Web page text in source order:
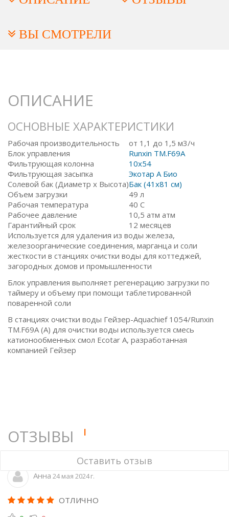
ВЫ СМОТРЕЛИ
ОПИСАНИЕ
ОСНОВНЫЕ ХАРАКТЕРИСТИКИ
Рабочая производительность
от 1,1 до 1,5 м3/ч
Блок управления
Runxin TM.F69A
Фильтрующая колонна
10x54
Фильтрующая засыпка
Экотар А Био
Солевой бак (Диаметр х Высота)Бак (41x81 см)
Объем загрузки
49 л
Рабочая температура
40 С
Рабочее давление
10,5 атм атм
Гарантийный срок
12 месяцев
Используется для удаления из воды железа,
железоорганические соединения, марганца и соли
жесткости в станциях очистки воды для коттеджей,
загородных домов и промышленности
Блок управления выполняет регенерацию загрузки по
таймеру и объему при помощи таблетированной
поваренной соли
В станциях очистки воды Гейзер-Aquachief 1054/Runxin
TM.F69A (A) для очистки воды используется смесь
катионообменных смол Ecotar А, разработанная
компанией Гейзер
ОТЗЫВЫ 1
Оставить отзыв
Анна 24 мая 2024 г.
ОТЛИЧНО